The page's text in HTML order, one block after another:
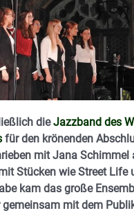
dieJazzband des
für den krönenden
mit Jana Schimmel
Stücken wie Street Life
kam das große
gemeinsam mit dem